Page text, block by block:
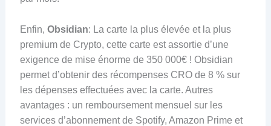
Enfin, Obsidian: La carte la plus élevée et la plus
premium de Crypto, cette carte est assortie d’une
exigence de mise énorme de 350 000€ ! Obsidian
permet d’obtenir des récompenses CRO de 8 % sur
les dépenses effectuées avec la carte. Autres
avantages : un remboursement mensuel sur les
services d’abonnement de Spotify, Amazon Prime et